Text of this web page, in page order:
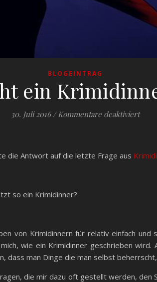
BLOGEINTRAG
ein
30. Juli 2016 / Kommentare deaktiviertfür
die Antwort auf die letzte Frage aus
so ein Krimidinner?
von Krimidinnern für relativ einfach
wie ein Krimidinner geschrieben wird.
dass man Dinge die man selbst
die mir dazu oft gestellt werden, den